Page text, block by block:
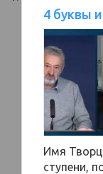
4 буквы
Имя
ступени,